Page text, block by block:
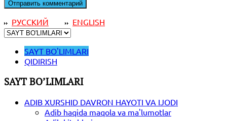
РУССКИЙ ENGLISH
SAYT BO'LIMLARI
QIDIRISH
SAYT BO’LIMLARI
ADIB XURSHID DAVRON HAYOTI VA IJODI
Adib haqida maqola va ma'lumotlar